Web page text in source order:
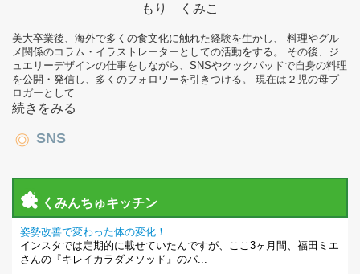
もり くみこ
美大卒業後、海外で多くの食文化に触れた経験を生かし、 料理やグル
メ関係のコラム・イラストレーターとしての活動をする。 その後、ジ
ュエリーデザインの仕事をしながら、SNSやクックパッドで自身の料理
を公開・発信し、多くのフォロワーを引きつける。 現在は２児の母ブ
ロガーとして...
続きをみる
SNS
くみんちゅキッチン
姿勢改善で変わった体の変化！
インスタでは定期的に載せていたんですが、ここ3ヶ月間、福田ミエ
さんの『キレイカラダメソッド』のパ...